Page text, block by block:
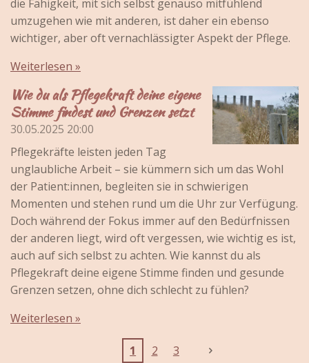
die Fähigkeit, mit sich selbst genauso mitfühlend
umzugehen wie mit anderen, ist daher ein ebenso
wichtiger, aber oft vernachlässigter Aspekt der Pflege.
Weiterlesen »
Wie du als Pflegekraft deine eigene
Stimme findest und Grenzen setzt
30.05.2025 20:00
Pflegekräfte leisten jeden Tag
unglaubliche Arbeit – sie kümmern sich um das Wohl
der Patient:innen, begleiten sie in schwierigen
Momenten und stehen rund um die Uhr zur Verfügung.
Doch während der Fokus immer auf den Bedürfnissen
der anderen liegt, wird oft vergessen, wie wichtig es ist,
auch auf sich selbst zu achten. Wie kannst du als
Pflegekraft deine eigene Stimme finden und gesunde
Grenzen setzen, ohne dich schlecht zu fühlen?
Weiterlesen »
1 2 3